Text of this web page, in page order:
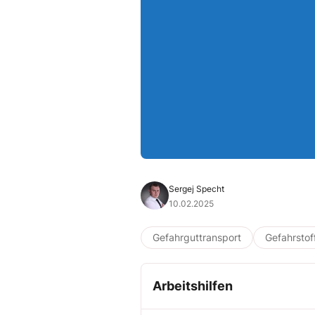
Sergej Specht
10.02.2025
Gefahrguttransport
Arbeitshilfen